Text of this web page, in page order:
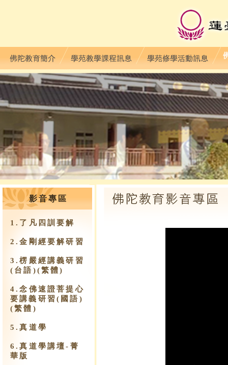
影音專區
1.了凡四訓要解
2.金剛經要解研習
3.楞嚴經講義研習
(台語)(繁體)
4.念佛速證菩提心
要講義研習(國語)
(繁體)
5.真道學
6.真道學講壇-菁
華版